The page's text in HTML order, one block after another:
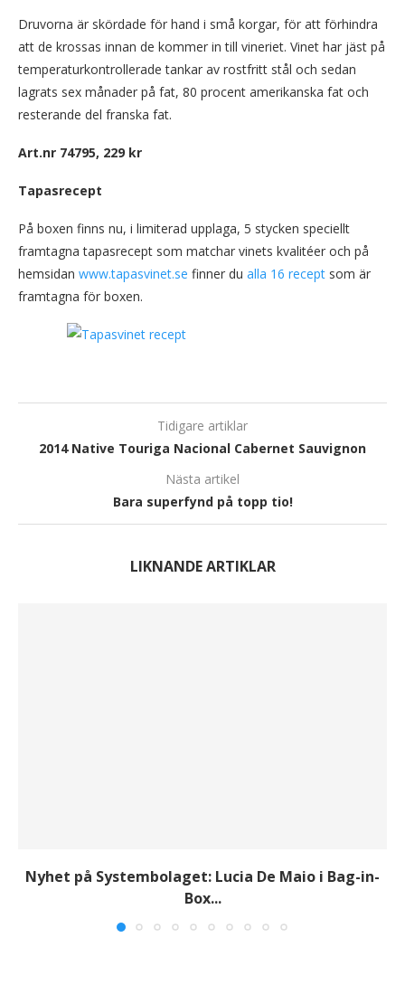
Druvorna är skördade för hand i små korgar, för att förhindra
att de krossas innan de kommer in till vineriet. Vinet har jäst på
temperaturkontrollerade tankar av rostfritt stål och sedan
lagrats sex månader på fat, 80 procent amerikanska fat och
resterande del franska fat.
Art.nr 74795, 229 kr
Tapasrecept
På boxen finns nu, i limiterad upplaga, 5 stycken speciellt
framtagna tapasrecept som matchar vinets kvalitéer och på
hemsidan www.tapasvinet.se finner du alla 16 recept som är
framtagna för boxen.
Tidigare artiklar
2014 Native Touriga Nacional Cabernet Sauvignon
Nästa artikel
Bara superfynd på topp tio!
LIKNANDE ARTIKLAR
Nyhet på Systembolaget: Lucia De Maio i Bag-in-
Box...